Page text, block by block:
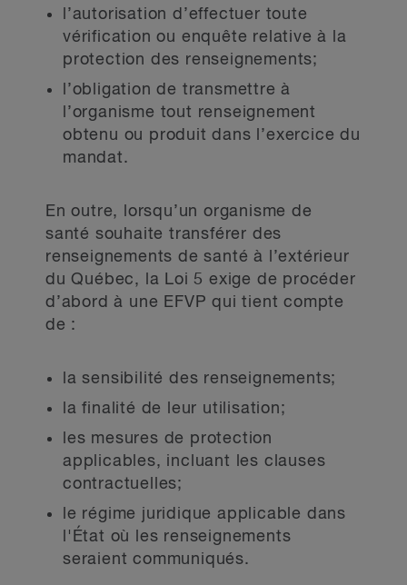
l’autorisation d’effectuer toute
vérification ou enquête relative à la
protection des renseignements;
l’obligation de transmettre à
l’organisme tout renseignement
obtenu ou produit dans l’exercice du
mandat.
En outre, lorsqu’un organisme de
santé souhaite transférer des
renseignements de santé à l’extérieur
du Québec, la Loi 5 exige de procéder
d’abord à une EFVP qui tient compte
de :
la sensibilité des renseignements;
la finalité de leur utilisation;
les mesures de protection
applicables, incluant les clauses
contractuelles;
le régime juridique applicable dans
l'État où les renseignements
seraient communiqués.